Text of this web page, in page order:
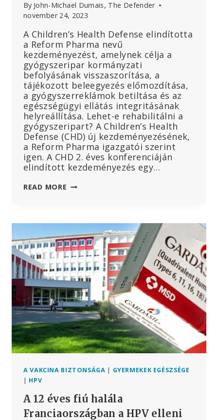
By John-Michael Dumais, The Defender
november 24, 2023
A Children’s Health Defense elindította
a Reform Pharma nevű
kezdeményezést, amelynek célja a
gyógyszeripar kormányzati
befolyásának visszaszorítása, a
tájékozott beleegyezés előmozdítása,
a gyógyszerreklámok betiltása és az
egészségügyi ellátás integritásának
helyreállítása. Lehet-e rehabilitálni a
gyógyszeripart? A Children’s Health
Defense (CHD) új kezdeményezésének,
a Reform Pharma igazgatói szerint
igen. A CHD 2. éves konferenciáján
elindított kezdeményezés egy…
READ MORE A
INDÍT
A
NAGY
GYÓGYSZERGYÁRTÓK
BEFOLYÁSÁNAK
ÉS
KORRUPCIÓJÁNAK
MEGSZÜNTETÉSÉRE
A VAKCINA BIZTONSÁGA | GYERMEKEK EGÉSZSÉGE
| HPV
A 12 éves fiú halála
Franciaországban a HPV elleni